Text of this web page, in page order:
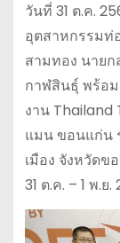
วันที่ 31 ต.ค.
อุตสาหกรรมท่
สามทอง นายก
กาฬสินธุ์ พร้อ
งาน Thailand
แมน ขอนแก่น
เมือง จังหวัด
31 ต.ค. – 1 พ.ย.